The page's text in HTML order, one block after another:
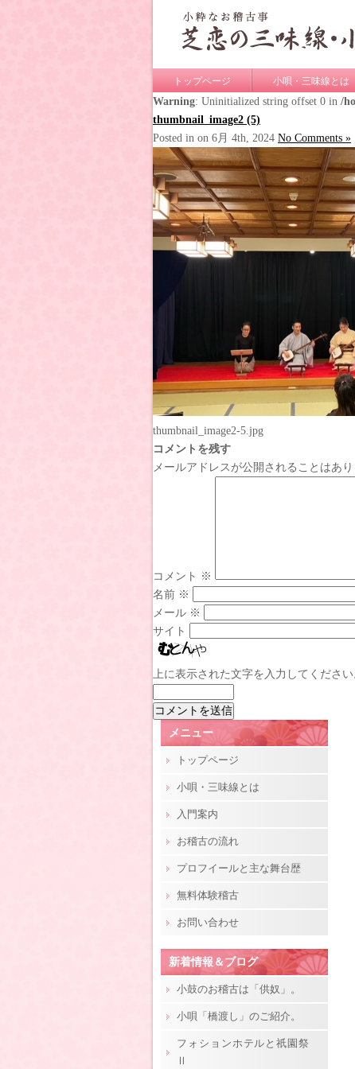
トップページ 小唄・三味線とは
Warning: Uninitialized string offset 0 in /
thumbnail_image2 (5)
Posted in on 6月 4th, 2024 No Comments »
thumbnail_image2-5.jpg
コメントを残す
メールアドレスが公開されることはあり
コメント ※
名前 ※
メール ※
サイト
上に表示された文字を入力してください
メニュー
トップページ
小唄・三味線とは
入門案内
お稽古の流れ
プロフイールと主な舞台歴
無料体験稽古
お問い合わせ
新着情報＆ブログ
小鼓のお稽古は「供奴」。
小唄「橋渡し」のご紹介。
フォションホテルと祇園祭
Ⅱ